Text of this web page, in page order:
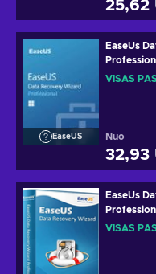
25,62
EaseUS
EaseUs
GLOBAL
VISAS
Nuo
32,93
EaseUs
Device 1
VISAS